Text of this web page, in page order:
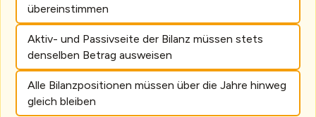
übereinstimmen
Aktiv- und Passivseite der Bilanz müssen stets
denselben Betrag ausweisen
Alle Bilanzpositionen müssen über die Jahre hinweg
gleich bleiben